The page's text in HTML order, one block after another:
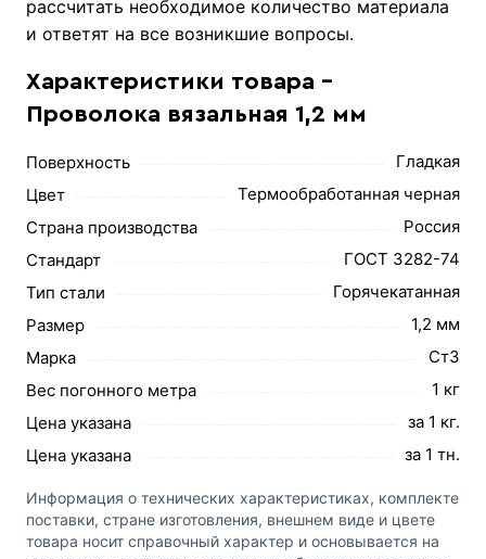
рассчитать необходимое количество материала
и ответят на все возникшие вопросы.
Характеристики товара -
Проволока вязальная 1,2 мм
Поверхность
Гладкая
Цвет
Термообработанная черная
Страна производства
Россия
Стандарт
ГОСТ 3282-74
Тип стали
Горячекатанная
Размер
1,2 мм
Марка
Ст3
Вес погонного метра
1 кг
Цена указана
за 1 кг.
Цена указана
за 1 тн.
Информация о технических характеристиках, комплекте
поставки, стране изготовления, внешнем виде и цвете
товара носит справочный характер и основывается на